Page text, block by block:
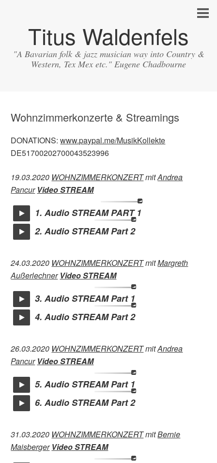
Titus Waldenfels
"A Bavarian folk & jazz musician way into Country &
Western, Tex Mex etc." Eugene Chadbourne
Wohnzimmerkonzerte & Streamings
DONATIONS:www.paypal.me/MusikKollekte
DE51700202700043523996
19.03.2020 WOHNZIMMERKONZERTmitAndrea
Pancur Video STREAM
1. Audio STREAM PART 1
2. Audio STREAM Part 2
24.03.2020 WOHNZIMMERKONZERTmitMargreth
Außerlechner Video STREAM
3. Audio STREAM Part 1
4. Audio STREAM Part 2
26.03.2020 WOHNZIMMERKONZERTmitAndrea
Pancur Video STREAM
5. Audio STREAM Part 1
6. Audio STREAM Part 2
31.03.2020 WOHNZIMMERKONZERTmitBernie
Maisberger Video STREAM